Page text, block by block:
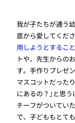
我が子たちが通う
底から愛してくだ
用しようとするこ
トや、先生からの
す。手作りプレゼ
マスコットだった
にあるの？｣と思
チーフがついてい
で、子どももとて